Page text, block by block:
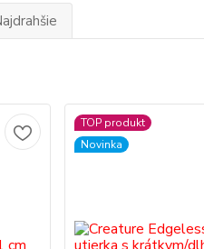
TOP produkt
Novinka